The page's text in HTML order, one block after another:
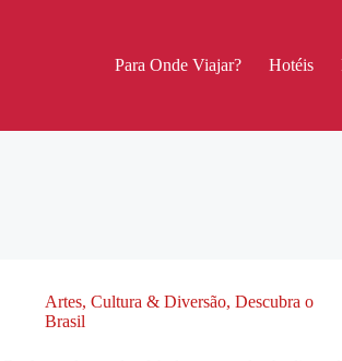
Para Onde Viajar? Hotéis
Artes, Cultura & Diversão,Descubra o
Brasil